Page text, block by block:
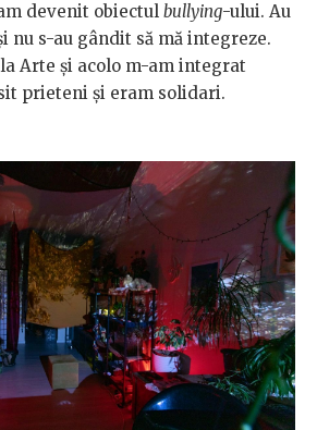
devenit obiectul bullying-ului. Au
nu s-au gândit să mă integreze.
Arte și acolo m-am integrat
prieteni și eram solidari.